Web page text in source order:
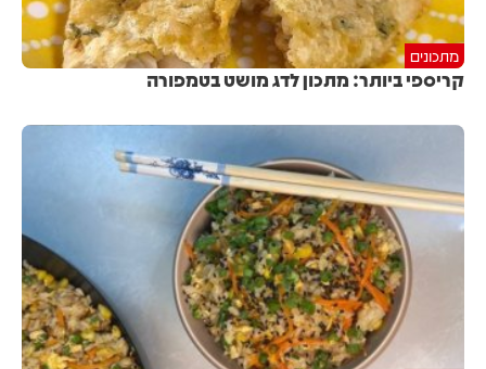
מתכונים
קריספי ביותר: מתכון לדג מושט בטמפורה